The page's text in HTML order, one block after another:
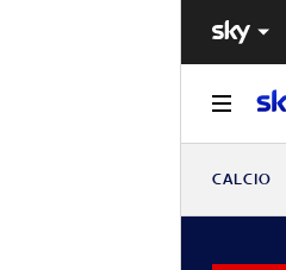
CALCIO